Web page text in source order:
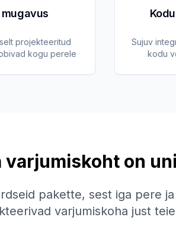
mugavus
projekteeritud
kogu perele
Sujuv
kodu
varjumiskoht on
pakette, sest iga pere
varjumiskoha just